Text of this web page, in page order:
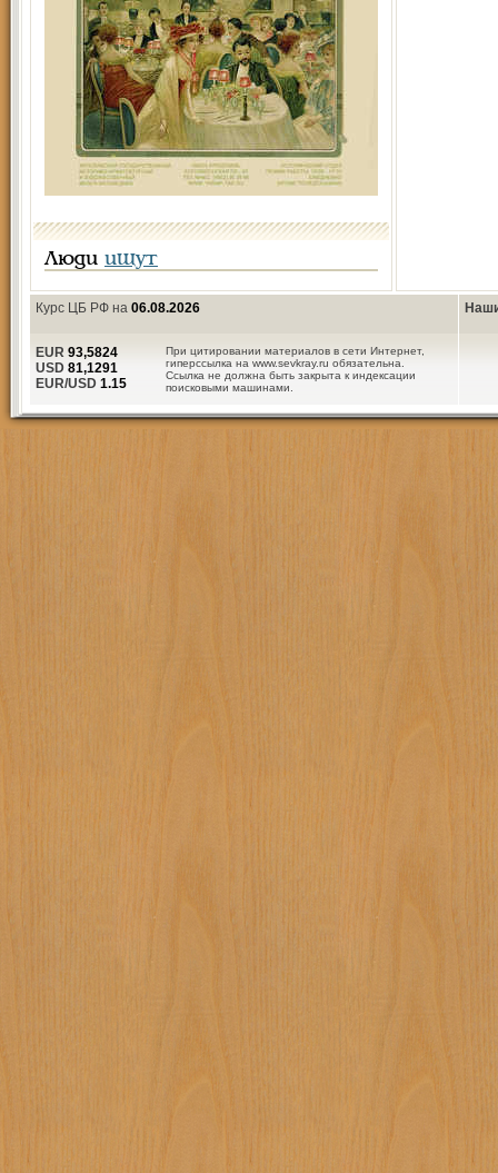
Люди ищут
Курс ЦБ РФ на 06.08.2026
При цитировании материалов в сети Интернет,
гиперссылка на www.sevkray.ru обязательна.
Ссылка не должна быть закрыта к индексации
поисковыми машинами.
EUR 93,5824
USD 81,1291
EUR/USD 1.15